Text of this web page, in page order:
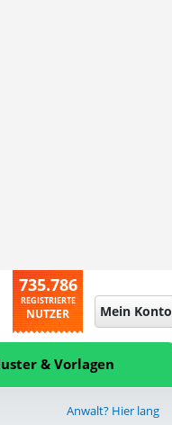
735.786
REGISTRIERTE
NUTZER Mein Konto
& Vorlagen
Anwalt? Hier lang